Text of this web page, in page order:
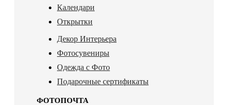
Календари
Открытки
Декор Интерьера
Фотосувениры
Одежда с Фото
Подарочные сертификаты
ФОТОПОЧТА